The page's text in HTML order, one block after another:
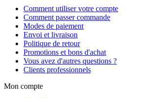
Comment utiliser votre compte
Comment passer commande
Modes de paiement
Envoi et livraison
Politique de retour
Promotions et bons d'achat
Vous avez d'autres questions ?
Clients professionnels
Mon compte